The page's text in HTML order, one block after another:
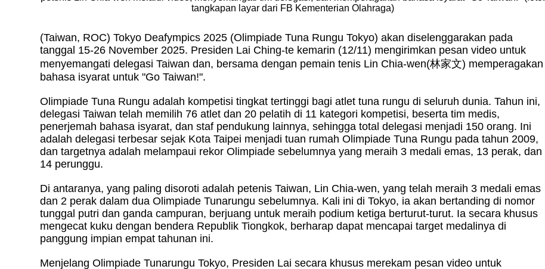
tangkapan layar dari FB Kementerian Olahraga)
(Taiwan, ROC) Tokyo Deafympics 2025 (Olimpiade Tuna Rungu Tokyo) akan diselenggarakan pada
tanggal 15-26 November 2025. Presiden Lai Ching-te kemarin (12/11) mengirimkan pesan video untuk
menyemangati delegasi Taiwan dan, bersama dengan pemain tenis Lin Chia-wen(林家文) memperagakan
bahasa isyarat untuk "Go Taiwan!".
Olimpiade Tuna Rungu adalah kompetisi tingkat tertinggi bagi atlet tuna rungu di seluruh dunia. Tahun ini,
delegasi Taiwan telah memilih 76 atlet dan 20 pelatih di 11 kategori kompetisi, beserta tim medis,
penerjemah bahasa isyarat, dan staf pendukung lainnya, sehingga total delegasi menjadi 150 orang. Ini
adalah delegasi terbesar sejak Kota Taipei menjadi tuan rumah Olimpiade Tuna Rungu pada tahun 2009,
dan targetnya adalah melampaui rekor Olimpiade sebelumnya yang meraih 3 medali emas, 13 perak, dan
14 perunggu.
Di antaranya, yang paling disoroti adalah petenis Taiwan, Lin Chia-wen, yang telah meraih 3 medali emas
dan 2 perak dalam dua Olimpiade Tunarungu sebelumnya. Kali ini di Tokyo, ia akan bertanding di nomor
tunggal putri dan ganda campuran, berjuang untuk meraih podium ketiga berturut-turut. Ia secara khusus
mengecat kuku dengan bendera Republik Tiongkok, berharap dapat mencapai target medalinya di
panggung impian empat tahunan ini.
Menjelang Olimpiade Tunarungu Tokyo, Presiden Lai secara khusus merekam pesan video untuk